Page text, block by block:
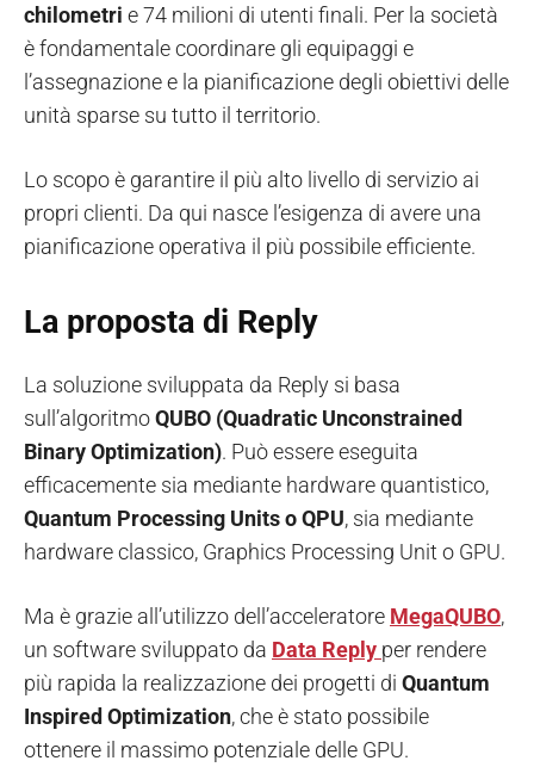
chilometri e 74 milioni di utenti finali. Per la società
è fondamentale coordinare gli equipaggi e
l’assegnazione e la pianificazione degli obiettivi delle
unità sparse su tutto il territorio.
Lo scopo è garantire il più alto livello di servizio ai
propri clienti. Da qui nasce l’esigenza di avere una
pianificazione operativa il più possibile efficiente.
La proposta di Reply
La soluzione sviluppata da Reply si basa
sull’algoritmoQUBO (Quadratic Unconstrained
Binary Optimization). Può essere eseguita
efficacemente sia mediante hardware quantistico,
Quantum Processing Units o QPU, sia mediante
hardware classico, Graphics Processing Unit o GPU.
Ma è grazie all’utilizzo dell’acceleratore MegaQUBO,
un software sviluppato da Data Reply per rendere
più rapida la realizzazione dei progetti di Quantum
Inspired Optimization, che è stato possibile
ottenere il massimo potenziale delle GPU.